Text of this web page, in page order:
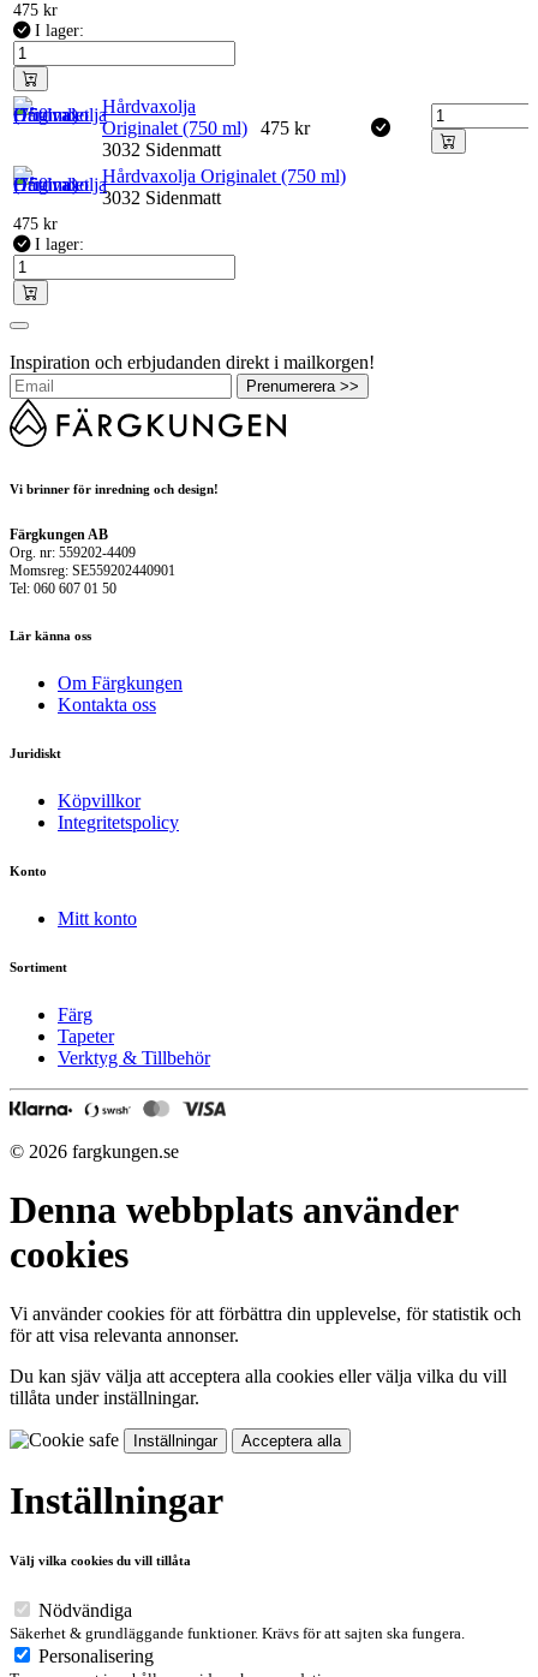
475 kr
I lager:
Hårdvaxolja
Originalet (750 ml)
3032 Sidenmatt
475 kr
Hårdvaxolja Originalet (750 ml)
3032 Sidenmatt
475 kr
I lager:
Inspiration och erbjudanden direkt i mailkorgen!
Prenumerera >>
Vi brinner för inredning och design!
Färgkungen AB
Org. nr: 559202-4409
Momsreg: SE559202440901
Tel: 060 607 01 50
Lär känna oss
Om Färgkungen
Kontakta oss
Juridiskt
Köpvillkor
Integritetspolicy
Konto
Mitt konto
Sortiment
Färg
Tapeter
Verktyg & Tillbehör
© 2026 fargkungen.se
Denna webbplats använder
cookies
Vi använder cookies för att förbättra din upplevelse, för statistik och
för att visa relevanta annonser.
Du kan sjäv välja att acceptera alla cookies eller välja vilka du vill
tillåta under inställningar.
Inställningar Acceptera alla
Inställningar
Välj vilka cookies du vill tillåta
Nödvändiga
Säkerhet & grundläggande funktioner. Krävs för att sajten ska fungera.
Personalisering